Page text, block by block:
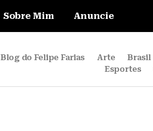
Sobre Mim Anuncie
Blog do Felipe Farias Arte Brasil
Esportes